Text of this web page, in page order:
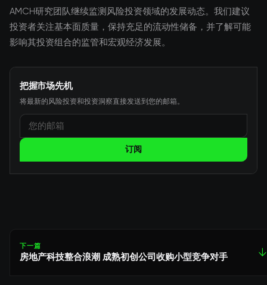
AMCH研究团队继续监测风险投资领域的发展动态。我们建议
投资者关注基本面质量，保持充足的流动性储备，并了解可能
影响其投资组合的监管和宏观经济发展。
把握市场先机
将最新的风险投资和投资洞察直接发送到您的邮箱。
订阅
下一篇
房地产科技整合浪潮 成熟初创公司收购小型竞争对手 ↓